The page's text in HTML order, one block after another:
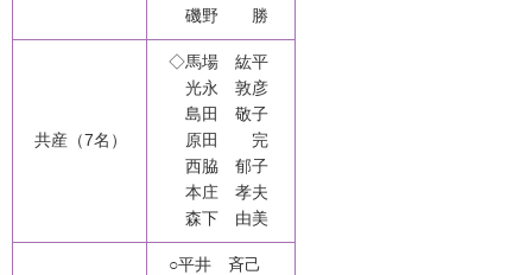
磯野 勝
共産（7名）
◇馬場 紘平
光永 敦彦
島田 敬子
原田 完
西脇 郁子
本庄 孝夫
森下 由美
○平井 斉己